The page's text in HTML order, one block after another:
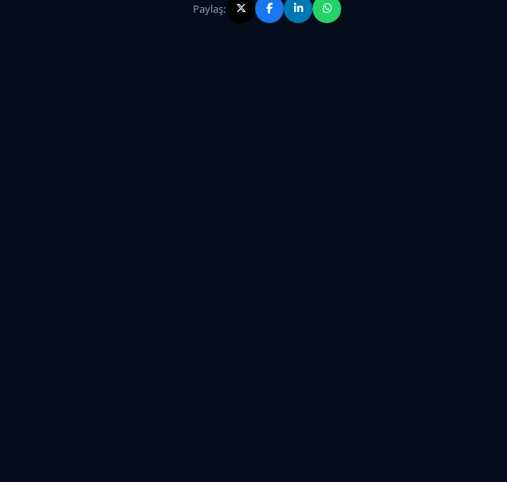
Paylaş: